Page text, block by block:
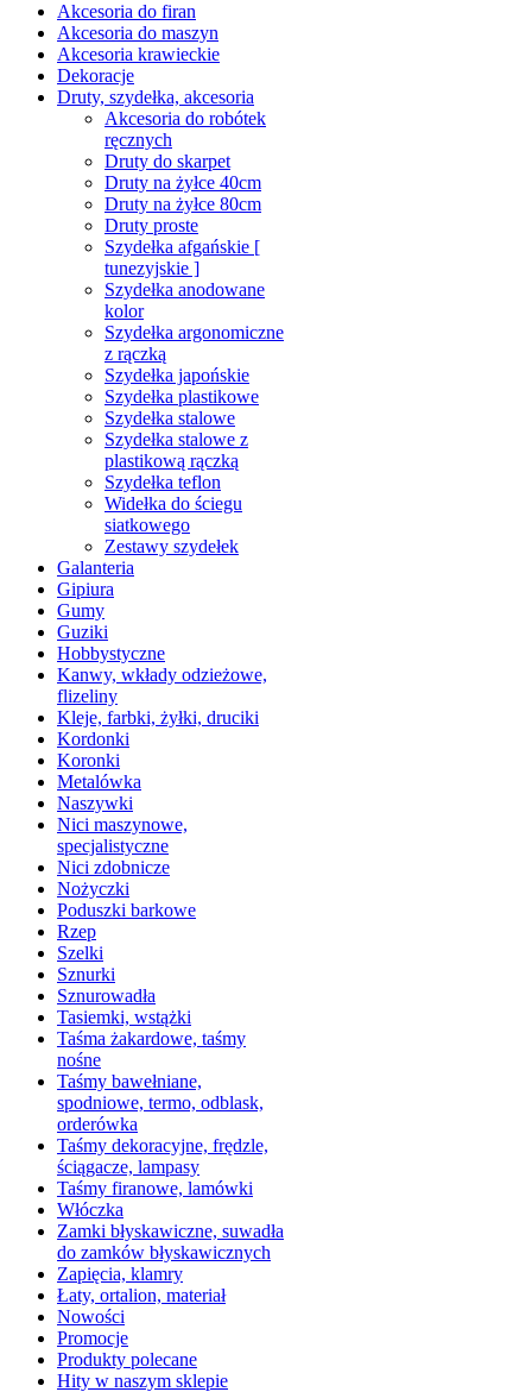
Akcesoria do firan
Akcesoria do maszyn
Akcesoria krawieckie
Dekoracje
Druty, szydełka, akcesoria
Akcesoria do robótek
ręcznych
Druty do skarpet
Druty na żyłce 40cm
Druty na żyłce 80cm
Druty proste
Szydełka afgańskie [
tunezyjskie ]
Szydełka anodowane
kolor
Szydełka argonomiczne
z rączką
Szydełka japońskie
Szydełka plastikowe
Szydełka stalowe
Szydełka stalowe z
plastikową rączką
Szydełka teflon
Widełka do ściegu
siatkowego
Zestawy szydełek
Galanteria
Gipiura
Gumy
Guziki
Hobbystyczne
Kanwy, wkłady odzieżowe,
flizeliny
Kleje, farbki, żyłki, druciki
Kordonki
Koronki
Metalówka
Naszywki
Nici maszynowe,
specjalistyczne
Nici zdobnicze
Nożyczki
Poduszki barkowe
Rzep
Szelki
Sznurki
Sznurowadła
Tasiemki, wstążki
Taśma żakardowe, taśmy
nośne
Taśmy bawełniane,
spodniowe, termo, odblask,
orderówka
Taśmy dekoracyjne, frędzle,
ściągacze, lampasy
Taśmy firanowe, lamówki
Włóczka
Zamki błyskawiczne, suwadła
do zamków błyskawicznych
Zapięcia, klamry
Łaty, ortalion, materiał
Nowości
Promocje
Produkty polecane
Hity w naszym sklepie